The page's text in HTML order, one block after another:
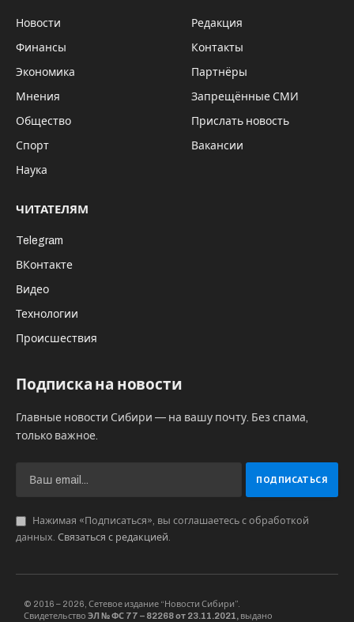
Новости
Финансы
Экономика
Мнения
Общество
Спорт
Наука
Редакция
Контакты
Партнёры
Запрещённые СМИ
Прислать новость
Вакансии
ЧИТАТЕЛЯМ
Telegram
ВКонтакте
Видео
Технологии
Происшествия
Подписка на новости
Главные новости Сибири — на вашу почту. Без спама,
только важное.
Нажимая «Подписаться», вы соглашаетесь с обработкой
данных. Связаться с редакцией.
© 2016 – 2026, Сетевое издание “Новости Сибири”.
Свидетельство ЭЛ № ФС 77 – 82268 от 23.11.2021, выдано